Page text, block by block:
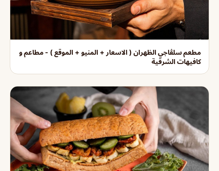
مطعم سلڤاجي الظهران ( الاسعار + المنيو + الموقع ) - مطاعم و
كافيهات الشرقية